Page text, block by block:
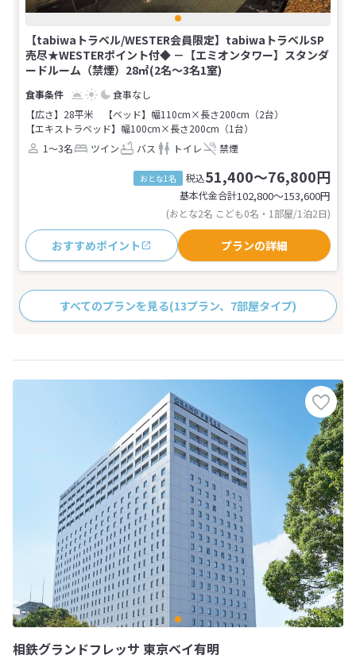
【tabiwaトラベル/WESTER会員限定】tabiwaトラベルSP
売尽★WESTERポイント付◆ －【エミオンタワー】スタンダ
ードルーム（禁煙）28㎡(2名～3名1室)
食事なし
【広さ】28平米
【ベッド】幅110cm×長さ200cm（2台）
【エキストラベッド】幅100cm×長さ200cm（1台）
1～3名
ツイン バス トイレ 禁煙
おとな1名 税込51,400～76,800円
基本代金合計102,800〜153,600円
(おとな2名 こども0名・1部屋/1泊2日)
おすすめポイント プランの詳細
すべてのプランを見る(13プラン、7部屋タイプ)
相鉄グランドフレッサ 東京ベイ有明